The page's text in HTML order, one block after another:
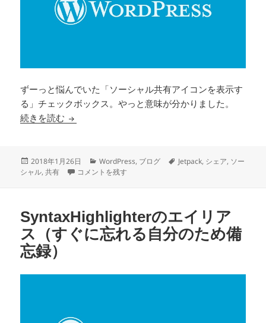
ずーっと悩んでいた「ソーシャル共有アイコンを表示す
る」チェックボックス。やっと意味が分かりました。
続きを読む Jetpackのソーシャル共有アイコンを表示する
投
稿
2018年1月26日
カ
テ
WordPress, ブログ
タ
Jetpack, シェア, ソー
シャル,共有 Jetpackのソーシャル共有アイコンを表示する に
コメントを残す
SyntaxHighlighterのエイリア
ス（すぐに忘れる自分のため備
忘録）